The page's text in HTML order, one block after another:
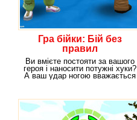
Гра бійки: Бій без
правил
Ви вмієте постояти за вашого
героя і наносити потужні хуки?
А ваш удар ногою вважається